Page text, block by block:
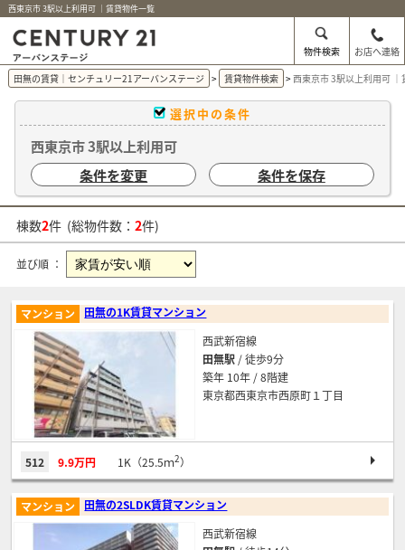
西東京市 3駅以上利用可 ｜賃貸物件一覧
物件検索
お店へ連絡
田無の賃貸｜センチュリー21アーバンステージ
賃貸物件検索 西東京市 3駅以上利用可 ｜
選択中の条件
西東京市 3駅以上利用可
条件を変更
条件を保存
棟数2件 (総物件数： 2件)
並び順 ：
田無の1K賃貸マンション
マンション
西武新宿線
田無駅 / 徒歩9分
築年 10年 / 8階建
東京都西東京市西原町１丁目
512 9.9万円 1K（25.5ｍ2）
田無の2SLDK賃貸マンション
マンション
西武新宿線